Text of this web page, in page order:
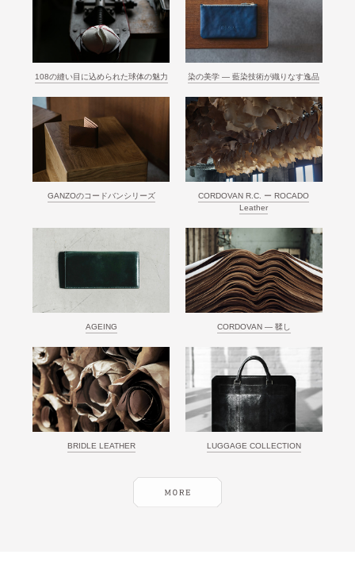
108の縫い目に込められた球体の魅力 染の美学 ― 藍染技術が織りなす逸品
GANZOのコードバンシリーズ
CORDOVAN R.C. ー ROCADO
Leather
AGEING CORDOVAN ― 鞣し
BRIDLE LEATHER LUGGAGE COLLECTION